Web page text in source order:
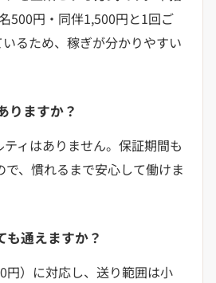
500円・同伴1,500円と1回ご
るため、稼ぎが分かりやすい
りますか？
ィはありません。保証期間も
、慣れるまで安心して働けま
も通えますか？
円）に対応し、送り範囲は小